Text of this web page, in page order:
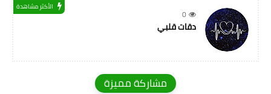
0
الأكثر مشاهدة
دقات قلبي
مشاركة مميزة